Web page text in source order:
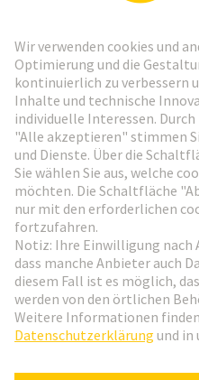
Weiter zur Anmeldung
Social Media
Österreich Deutsch